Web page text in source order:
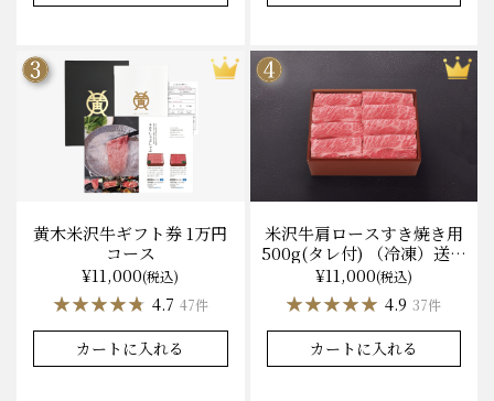
黄木米沢牛ギフト券 1万円
コース
¥11,000(税込)
★★★★★
★★★★★ 4.7 47件
カートに入れる
米沢牛肩ロースすき焼き用
500g(タレ付) （冷凍）送料
無料 化粧箱入
¥11,000(税込)
★★★★★
★★★★★ 4.9 37件
カートに入れる